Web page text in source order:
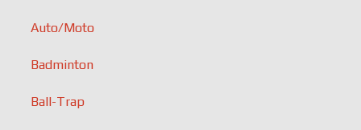
Auto/Moto
Badminton
Ball-Trap